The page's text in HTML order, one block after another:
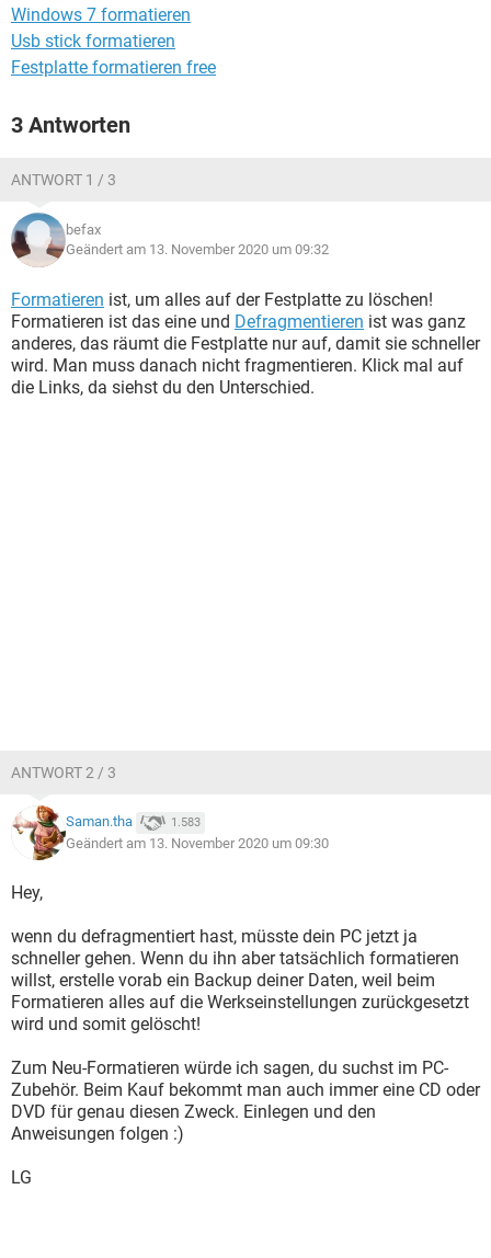
Windows 7 formatieren
Usb stick formatieren
Festplatte formatieren free
3 Antworten
ANTWORT 1 / 3
befax
Geändert am 13. November 2020 um 09:32
Formatieren ist, um alles auf der Festplatte zu löschen!
Formatieren ist das eine und Defragmentieren ist was ganz
anderes, das räumt die Festplatte nur auf, damit sie schneller
wird. Man muss danach nicht fragmentieren. Klick mal auf
die Links, da siehst du den Unterschied.
ANTWORT 2 / 3
Saman.tha 1.583
Geändert am 13. November 2020 um 09:30
Hey,
wenn du defragmentiert hast, müsste dein PC jetzt ja
schneller gehen. Wenn du ihn aber tatsächlich formatieren
willst, erstelle vorab ein Backup deiner Daten, weil beim
Formatieren alles auf die Werkseinstellungen zurückgesetzt
wird und somit gelöscht!
Zum Neu-Formatieren würde ich sagen, du suchst im PC-
Zubehör. Beim Kauf bekommt man auch immer eine CD oder
DVD für genau diesen Zweck. Einlegen und den
Anweisungen folgen :)
LG